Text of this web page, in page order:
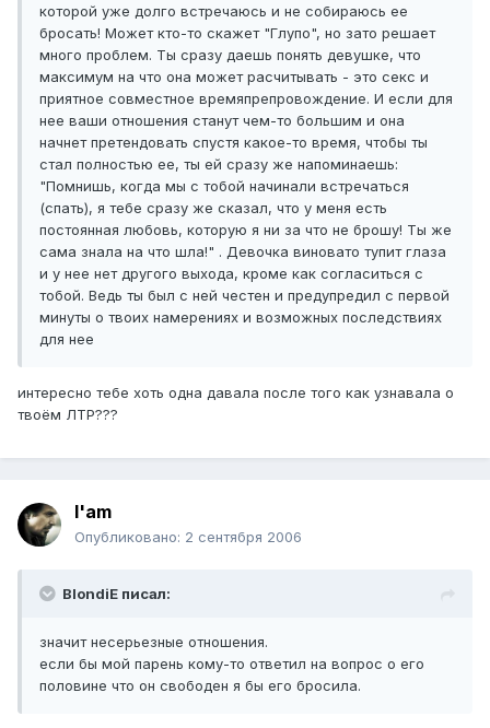
которой уже долго встречаюсь и не собираюсь ее
бросать! Может кто-то скажет "Глупо", но зато решает
много проблем. Ты сразу даешь понять девушке, что
максимум на что она может расчитывать - это секс и
приятное совместное времяпрепровождение. И если для
нее ваши отношения станут чем-то большим и она
начнет претендовать спустя какое-то время, чтобы ты
стал полностью ее, ты ей сразу же напоминаешь:
"Помнишь, когда мы с тобой начинали встречаться
(спать), я тебе сразу же сказал, что у меня есть
постоянная любовь, которую я ни за что не брошу! Ты же
сама знала на что шла!" . Девочка виновато тупит глаза
и у нее нет другого выхода, кроме как согласиться с
тобой. Ведь ты был с ней честен и предупредил с первой
минуты о твоих намерениях и возможных последствиях
для нее
интересно тебе хоть одна давала после того как узнавала о
твоём ЛТР???
I'am
Опубликовано: 2 сентября 2006
BlondiE писал:
значит несерьезные отношения.
если бы мой парень кому-то ответил на вопрос о его
половине что он свободен я бы его бросила.